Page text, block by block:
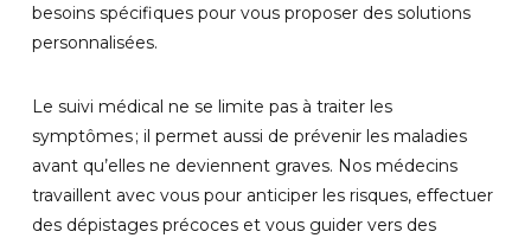
besoins spécifiques pour vous proposer des solutions
personnalisées.
Le suivi médical ne se limite pas à traiter les
symptômes ; il permet aussi de prévenir les maladies
avant qu’elles ne deviennent graves. Nos médecins
travaillent avec vous pour anticiper les risques, effectuer
des dépistages précoces et vous guider vers des